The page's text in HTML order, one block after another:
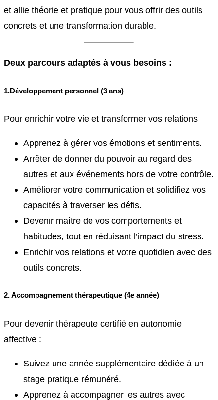
et allie théorie et pratique pour vous offrir des outils
concrets et une transformation durable.
Deux parcours adaptés à vous besoins :
1.Développement personnel (3 ans)
Pour enrichir votre vie et transformer vos relations
Apprenez à gérer vos émotions et sentiments.
Arrêter de donner du pouvoir au regard des
autres et aux événements hors de votre contrôle.
Améliorer votre communication et solidifiez vos
capacités à traverser les défis.
Devenir maître de vos comportements et
habitudes, tout en réduisant l’impact du stress.
Enrichir vos relations et votre quotidien avec des
outils concrets.
2. Accompagnement thérapeutique (4e année)
Pour devenir thérapeute certifié en autonomie
affective :
Suivez une année supplémentaire dédiée à un
stage pratique rémunéré.
Apprenez à accompagner les autres avec